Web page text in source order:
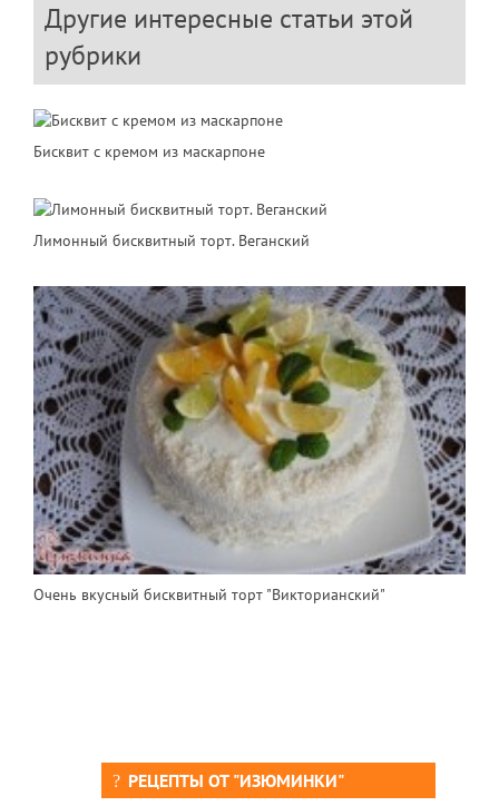
Другие интересные статьи этой
рубрики
Бисквит с кремом из маскарпоне
Лимонный бисквитный торт. Веганский
Очень вкусный бисквитный торт "Викторианский"
РЕЦЕПТЫ ОТ "ИЗЮМИНКИ"